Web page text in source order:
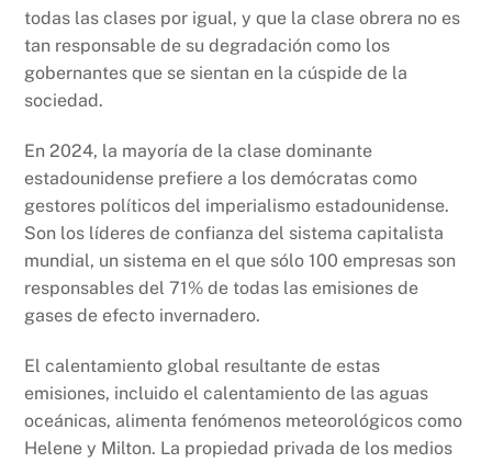
todas las clases por igual, y que la clase obrera no es
tan responsable de su degradación como los
gobernantes que se sientan en la cúspide de la
sociedad.
En 2024, la mayoría de la clase dominante
estadounidense prefiere a los demócratas como
gestores políticos del imperialismo estadounidense.
Son los líderes de confianza del sistema capitalista
mundial, un sistema en el que sólo 100 empresas son
responsables del 71% de todas las emisiones de
gases de efecto invernadero.
El calentamiento global resultante de estas
emisiones, incluido el calentamiento de las aguas
oceánicas, alimenta fenómenos meteorológicos como
Helene y Milton. La propiedad privada de los medios